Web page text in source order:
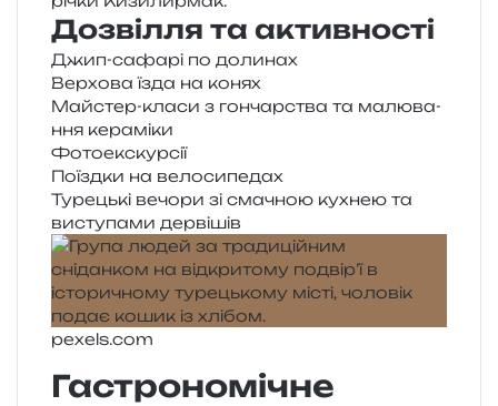
Дозвілля та активності
Джип-сафа­рі по долинах
Верхова їзда на конях
Майстер-класи з гон­чар­ства та малю­ва­
н­ня кераміки
Фотоекскурсії
Поїздки на велосипедах
Турецькі вечо­ри зі сма­чною кухнею та
висту­па­ми дервішів
pexels​.com
Гастрономічне